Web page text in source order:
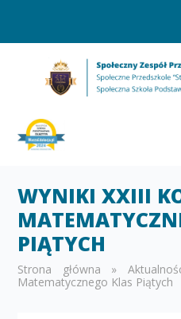
WYNIKI XXIII
PIĄTYCH
Strona główna »
Matematycznego Klas Piątych